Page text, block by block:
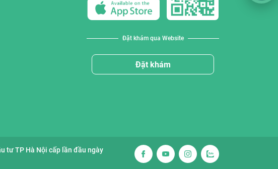
Đặt khám qua Website
Đặt khám
tư TP Hà Nội cấp lần đầu ngày